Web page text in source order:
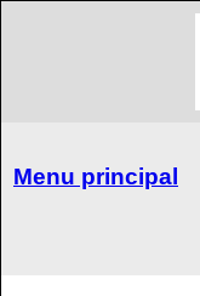
Menu principal